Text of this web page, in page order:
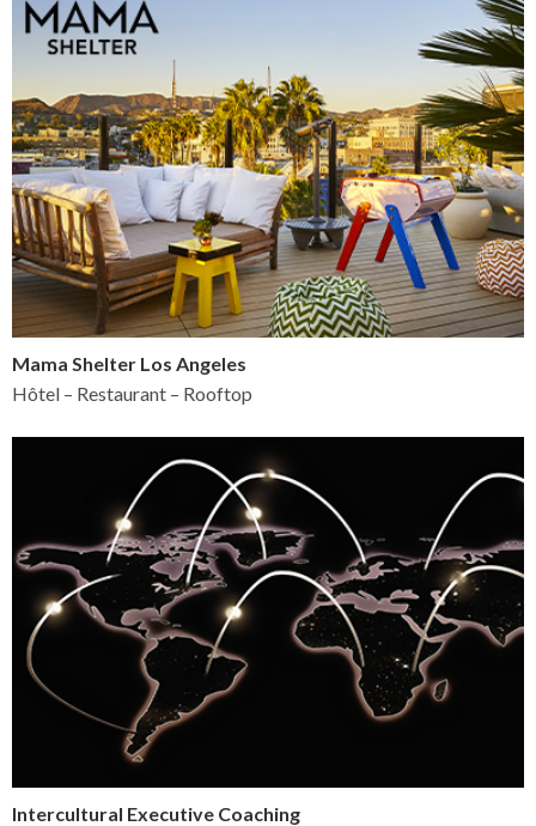
Mama Shelter Los Angeles
Hôtel – Restaurant – Rooftop
Intercultural Executive Coaching